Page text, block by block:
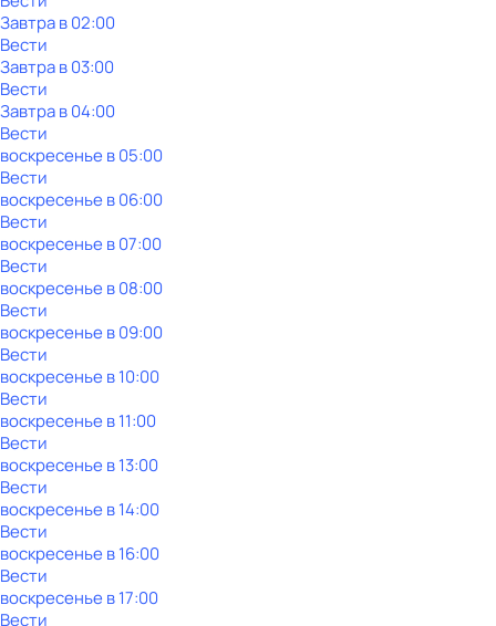
Завтра в 02:00
Вести
Завтра в 03:00
Вести
Завтра в 04:00
Вести
воскресенье в05:00
Вести
воскресенье в06:00
Вести
воскресенье в07:00
Вести
воскресенье в08:00
Вести
воскресенье в09:00
Вести
воскресенье в10:00
Вести
воскресенье в11:00
Вести
воскресенье в13:00
Вести
воскресенье в14:00
Вести
воскресенье в16:00
Вести
воскресенье в17:00
Вести